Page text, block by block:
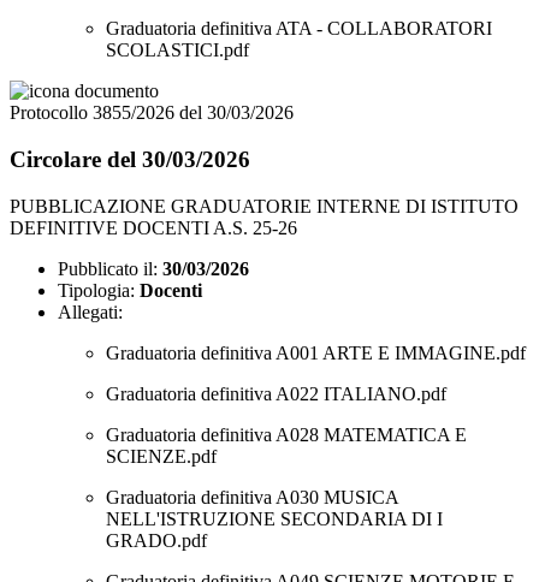
Graduatoria definitiva ATA - COLLABORATORI
SCOLASTICI.pdf
Protocollo 3855/2026 del 30/03/2026
Circolare del 30/03/2026
PUBBLICAZIONE GRADUATORIE INTERNE DI ISTITUTO
DEFINITIVE DOCENTI A.S. 25-26
Pubblicato il: 30/03/2026
Tipologia: Docenti
Allegati:
Graduatoria definitiva A001 ARTE E IMMAGINE.pdf
Graduatoria definitiva A022 ITALIANO.pdf
Graduatoria definitiva A028 MATEMATICA E
SCIENZE.pdf
Graduatoria definitiva A030 MUSICA
NELL'ISTRUZIONE SECONDARIA DI I
GRADO.pdf